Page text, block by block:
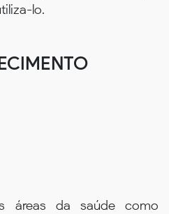
lo.
áreas da saúde como